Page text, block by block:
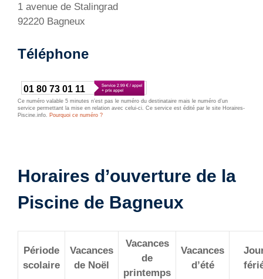
1 avenue de Stalingrad
92220 Bagneux
Téléphone
01 80 73 01 11
Ce numéro valable 5 minutes n’est pas le numéro du destinataire mais le numéro d’un
service permettant la mise en relation avec celui-ci. Ce service est édité par le site Horaires-
Piscine.info. Pourquoi ce numéro ?
Horaires d’ouverture de la
Piscine de Bagneux
Période
scolaire
Vacances
de Noël
Vacances
de
printemps
Vacances
d’été